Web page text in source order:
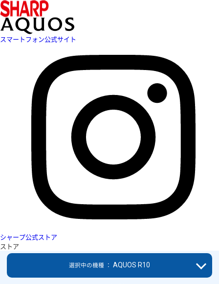
スマートフォン公式サイト
シャープ公式ストア
ストア
選択中の機種 ： AQUOS R10